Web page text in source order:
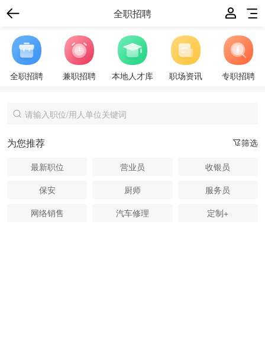
全职招聘
全职招聘 兼职招聘 本地人才库 职场资讯 专职招聘
筛选
为您推荐
最新职位 营业员
收银员
保安
厨师
服务员
网络销售
汽车修理 定制+